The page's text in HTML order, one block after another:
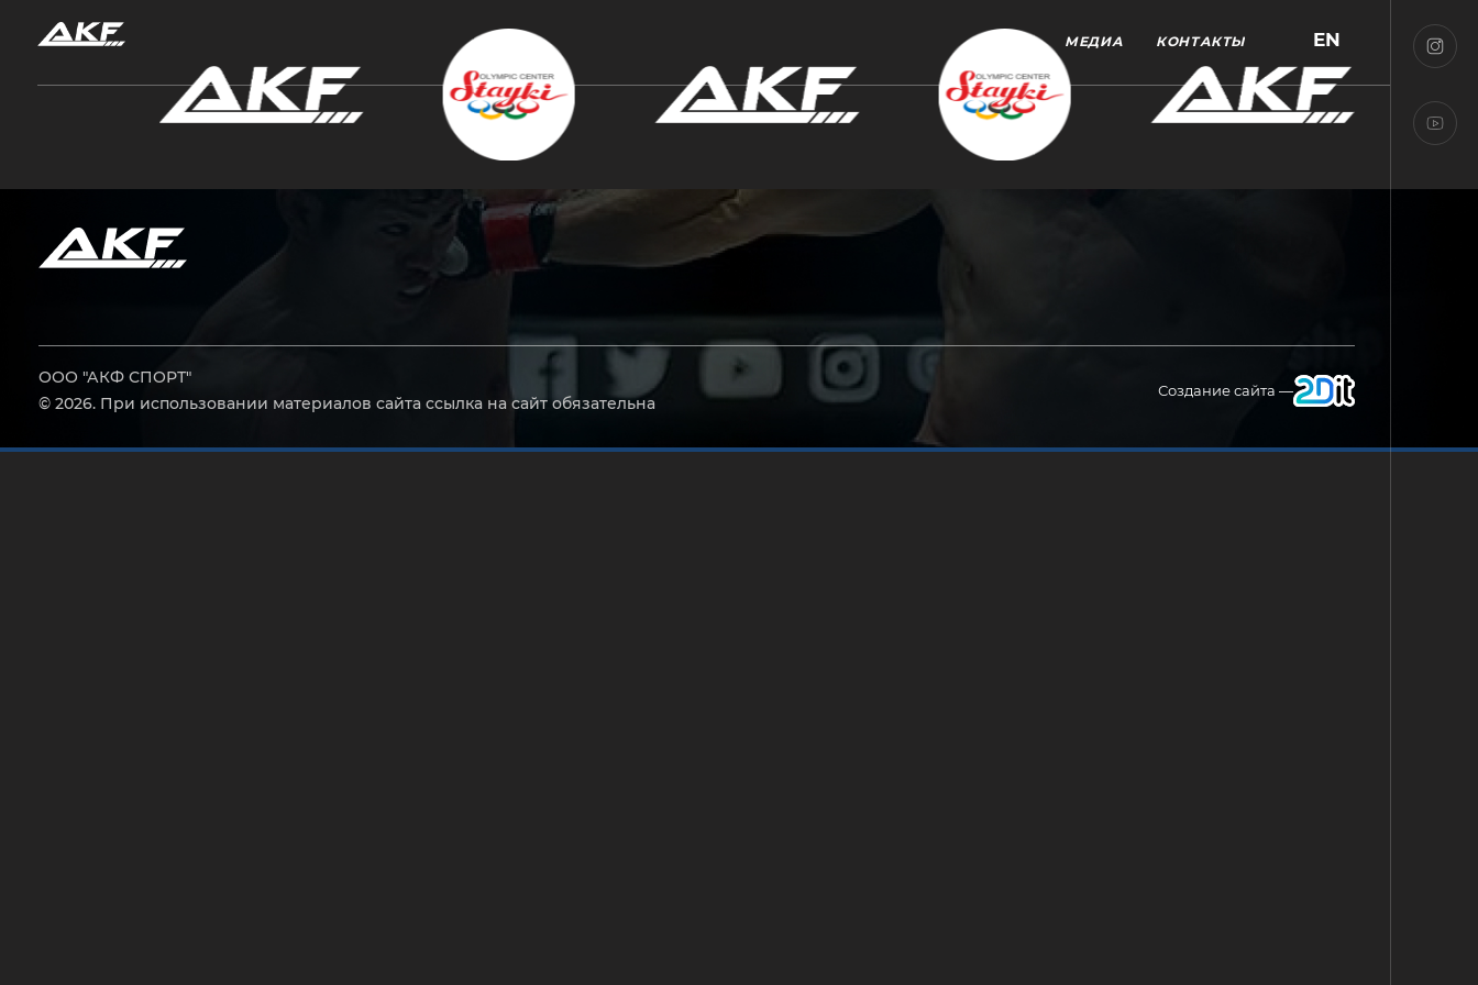
МЕДИА КОНТАКТЫ EN
ООО "АКФ СПОРТ"
© 2026. При использовании материалов сайта ссылка на сайт обязательна
Создание сайта —
Нажмите Enter для поиска или Esc, чтобы закрыть